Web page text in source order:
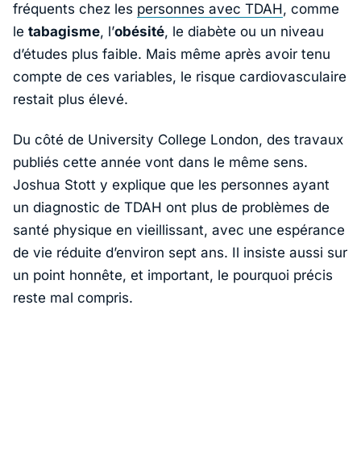
fréquents chez les personnes avec TDAH, comme
le tabagisme, l’obésité, le diabète ou un niveau
d’études plus faible. Mais même après avoir tenu
compte de ces variables, le risque cardiovasculaire
restait plus élevé.
Du côté de University College London, des travaux
publiés cette année vont dans le même sens.
Joshua Stott y explique que les personnes ayant
un diagnostic de TDAH ont plus de problèmes de
santé physique en vieillissant, avec une espérance
de vie réduite d’environ sept ans. Il insiste aussi sur
un point honnête, et important, le pourquoi précis
reste mal compris.